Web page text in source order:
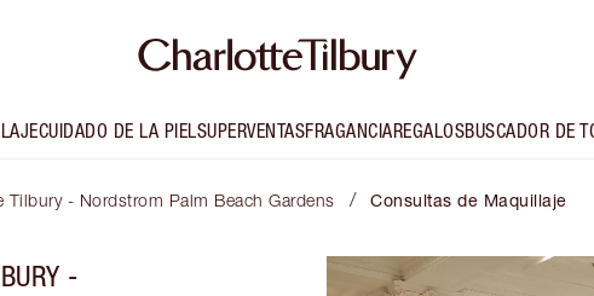
CUIDADO DE LA PIELSUPERVENTASFRAGANCIAREGALOSBUSCADOR DE
Tilbury - Nordstrom Palm Beach Gardens / Consultas de Maquillaje
-